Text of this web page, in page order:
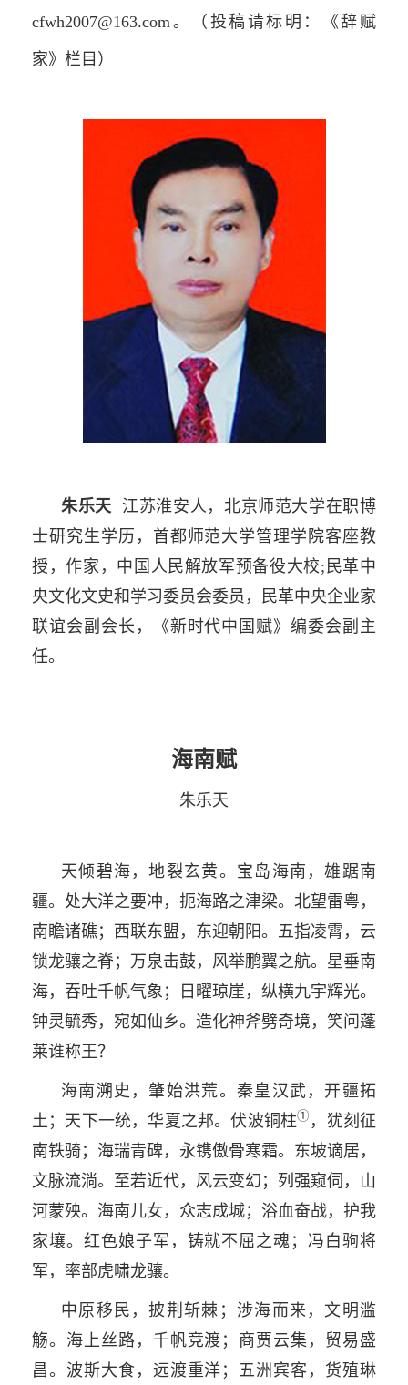
cfwh2007@163.com。（投稿请标明：《辞赋
家》栏目）
朱乐天 江苏淮安人，北京师范大学在职博
士研究生学历，首都师范大学管理学院客座教
授，作家，中国人民解放军预备役大校;民革中
央文化文史和学习委员会委员，民革中央企业家
联谊会副会长，《新时代中国赋》编委会副主
任。
海南赋
朱乐天
天倾碧海，地裂玄黄。宝岛海南，雄踞南
疆。处大洋之要冲，扼海路之津梁。北望雷粤，
南瞻诸礁；西联东盟，东迎朝阳。五指凌霄，云
锁龙骧之脊；万泉击鼓，风举鹏翼之航。星垂南
海，吞吐千帆气象；日曜琼崖，纵横九宇辉光。
钟灵毓秀，宛如仙乡。造化神斧劈奇境，笑问蓬
莱谁称王？
海南溯史，肇始洪荒。秦皇汉武，开疆拓
土；天下一统，华夏之邦。伏波铜柱① ，犹刻征
南铁骑；海瑞青碑，永镌傲骨寒霜。东坡谪居，
文脉流淌。至若近代，风云变幻；列强窥伺，山
河蒙殃。海南儿女，众志成城；浴血奋战，护我
家壤。红色娘子军，铸就不屈之魂；冯白驹将
军，率部虎啸龙骧。
中原移民，披荆斩棘；涉海而来，文明滥
觞。海上丝路，千帆竞渡；商贾云集，贸易盛
昌。波斯大食，远渡重洋；五洲宾客，货殖琳